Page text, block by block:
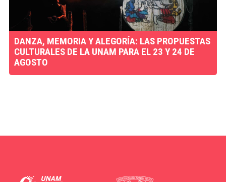
DANZA, MEMORIA Y ALEGORÍA: LAS PROPUESTAS
CULTURALES DE LA UNAM PARA EL 23 Y 24 DE
AGOSTO